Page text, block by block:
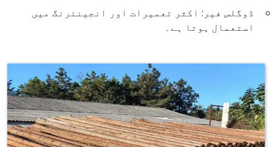
ڈوگلس فیر: اکثر تعمیرات اور انجینئرنگ میں
استعمال ہوتا ہے۔